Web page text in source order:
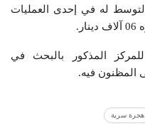
له في إحدى العمليات
للمركز المذكور بالبحث في
المظنون فيه.
هجرة سرية